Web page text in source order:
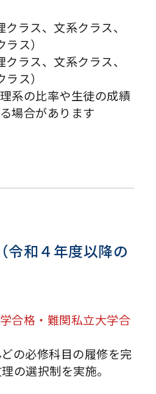
ラス、文系クラス、
ス）
ラス、文系クラス、
ス）
比率や生徒の成績
場合があります
令和４年度以降の
合格・難関私立大学合
の必修科目の履修を完
の選択制を実施。